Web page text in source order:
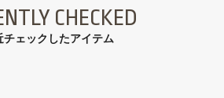
CHECKED
チェックしたアイテム